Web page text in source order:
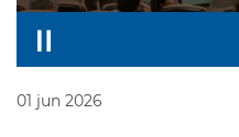
01 jun 2026